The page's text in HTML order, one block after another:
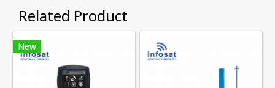
Related Product
New